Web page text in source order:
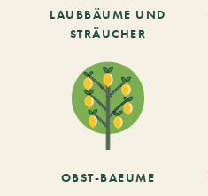
LAUBBÄUME UND
STRÄUCHER
OBST-BAEUME